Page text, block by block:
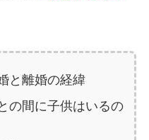
と離婚の経緯
の間に子供はいるの